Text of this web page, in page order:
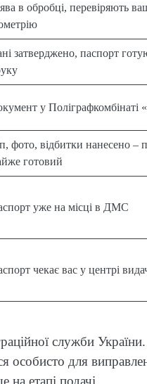
в обробці, перевіряють
затверджено, паспорт
у Поліграфкомбінаті
фото, відбитки нанесено –
готовий
уже на місці в ДМС
чекає вас у центрі
служби
особисто для
на етапі подачі.